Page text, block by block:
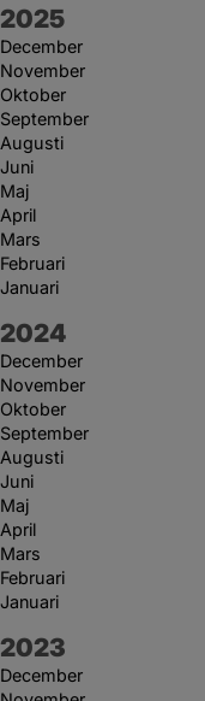
År:
2025
December
November
Oktober
September
Augusti
Juni
Maj
April
Mars
Februari
Januari
År:
2024
December
November
Oktober
September
Augusti
Juni
Maj
April
Mars
Februari
Januari
År:
2023
December